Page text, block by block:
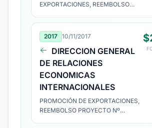
EXPORTACIONES, REEMBOLSO
2017 10/11/2017
DIRECCION GENERAL
DE RELACIONES
ECONOMICAS
INTERNACIONALES
PROMOCIÓN DE EXPORTACIONES,
REEMBOLSO PROYECTO Nº